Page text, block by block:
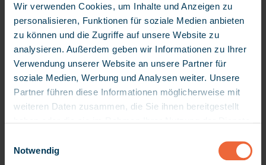
Wir verwenden Cookies, um Inhalte und Anzeigen zu
personalisieren, Funktionen für soziale Medien anbieten
zu können und die Zugriffe auf unsere Website zu
analysieren. Außerdem geben wir Informationen zu Ihrer
Verwendung unserer Website an unsere Partner für
soziale Medien, Werbung und Analysen weiter. Unsere
Partner führen diese Informationen möglicherweise mit
weiteren Daten zusammen, die Sie ihnen bereitgestellt
bitten wir Sie hiermit um Ihre Erlaubnis, die folgenden
Notwendig
Patientenpfade.
Unsere zertifizierte Videosprechstunde kann
man als SaaS, Whitelabel oder integriert als
API einsetzen.
Mehr als 4.000 Kunden aus allen Sektoren des
Gesundheitswesens nutzen bereits heute die